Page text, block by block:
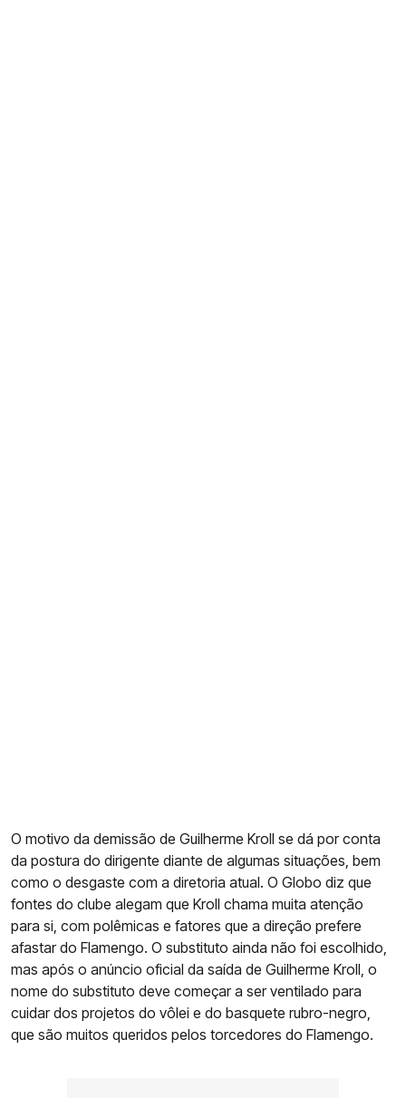
O motivo da demissão de Guilherme Kroll se dá por conta
da postura do dirigente diante de algumas situações, bem
como o desgaste com a diretoria atual. O Globo diz que
fontes do clube alegam que Kroll chama muita atenção
para si, com polêmicas e fatores que a direção prefere
afastar do Flamengo. O substituto ainda não foi escolhido,
mas após o anúncio oficial da saída de Guilherme Kroll, o
nome do substituto deve começar a ser ventilado para
cuidar dos projetos do vôlei e do basquete rubro-negro,
que são muitos queridos pelos torcedores do Flamengo.